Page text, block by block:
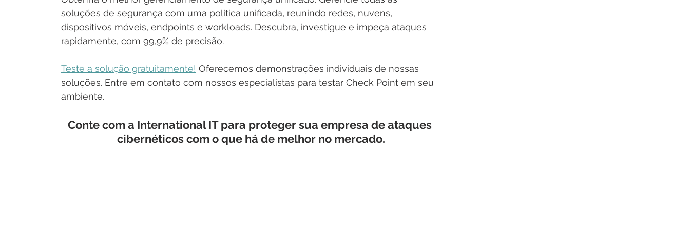
soluções de segurança com uma política unificada, reunindo redes, nuvens,
dispositivos móveis, endpoints e workloads. Descubra, investigue e impeça ataques
rapidamente, com 99,9% de precisão.
Teste a solução gratuitamente! Oferecemos demonstrações individuais de nossas
soluções. Entre em contato com nossos especialistas para testar Check Point em seu
ambiente.
Conte com a International IT para proteger sua empresa de ataques
cibernéticos com o que há de melhor no mercado.